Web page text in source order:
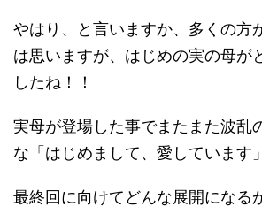
やはり、と言いますか、多くの方
は思いますが、はじめの実の母が
したね！！
実母が登場した事でまたまた波乱
な「はじめまして、愛しています」
最終回に向けてどんな展開になる